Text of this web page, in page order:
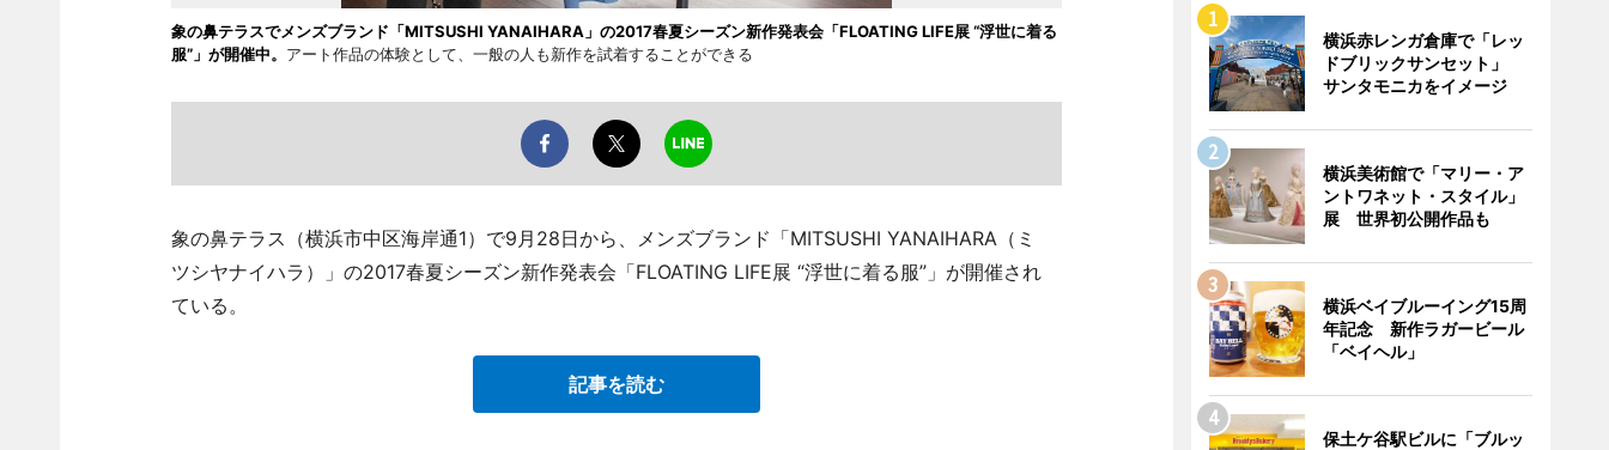
象の鼻テラスでメンズブランド「MITSUSHI YANAIHARA」の2017春夏シーズン新作発表会「FLOATING LIFE展 “浮世に着る
服”」が開催中。 アート作品の体験として、一般の人も新作を試着することができる
象の鼻テラス（横浜市中区海岸通1）で9月28日から、メンズブランド「MITSUSHI YANAIHARA（ミ
ツシヤナイハラ）」の2017春夏シーズン新作発表会「FLOATING LIFE展 “浮世に着る服”」が開催され
ている。
記事を読む
横浜赤レンガ倉庫で「レッ
ドブリックサンセット」
サンタモニカをイメージ
横浜美術館で「マリー・ア
ントワネット・スタイル」
展 世界初公開作品も
横浜ベイブルーイング15周
年記念 新作ラガービール
「ベイヘル」
保土ケ谷駅ビルに「ブルッ